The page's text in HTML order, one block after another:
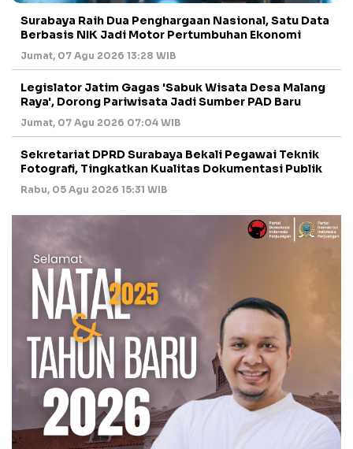
Surabaya Raih Dua Penghargaan Nasional, Satu Data
Berbasis NIK Jadi Motor Pertumbuhan Ekonomi
Jumat, 07 Agu 2026 13:28 WIB
Legislator Jatim Gagas 'Sabuk Wisata Desa Malang
Raya', Dorong Pariwisata Jadi Sumber PAD Baru
Jumat, 07 Agu 2026 07:04 WIB
Sekretariat DPRD Surabaya Bekali Pegawai Teknik
Fotografi, Tingkatkan Kualitas Dokumentasi Publik
Rabu, 05 Agu 2026 15:31 WIB